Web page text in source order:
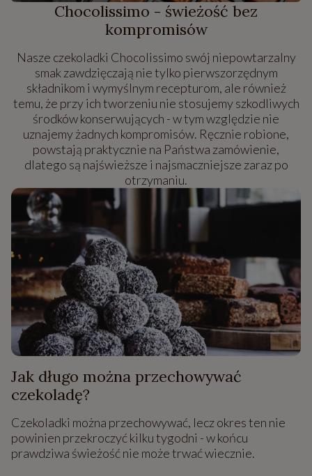
Chocolissimo - świeżość bez
kompromisów
Nasze czekoladki Chocolissimo swój niepowtarzalny
smak zawdzięczają nie tylko pierwszorzędnym
składnikom i wymyślnym recepturom, ale również
temu, że przy ich tworzeniu nie stosujemy szkodliwych
środków konserwujących - w tym względzie nie
uznajemy żadnych kompromisów. Ręcznie robione,
powstają praktycznie na Państwa zamówienie,
dlatego są najświeższe i najsmaczniejsze zaraz po
otrzymaniu.
Jak długo można przechowywać
czekoladę?
Czekoladki można przechowywać, lecz okres ten nie
powinien przekroczyć kilku tygodni - w końcu
prawdziwa świeżość nie może trwać wiecznie.